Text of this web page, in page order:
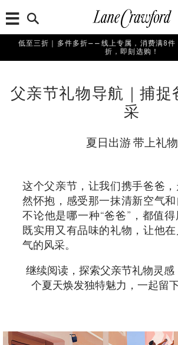
低至三折｜多件多折——线上专属，消费满8件
折，即刻选购！
父亲节礼物导航｜捕捉
采
夏日出游 带上礼物
这个父亲节，让我们携手爸爸
然怀抱，感受那一抹清新空气和
不论他是哪一种“爸爸”，都值
既实用又有品味的礼物，让他
气的风采。
继续阅读，探索父亲节礼物灵
个夏天焕发独特魅力，一起留